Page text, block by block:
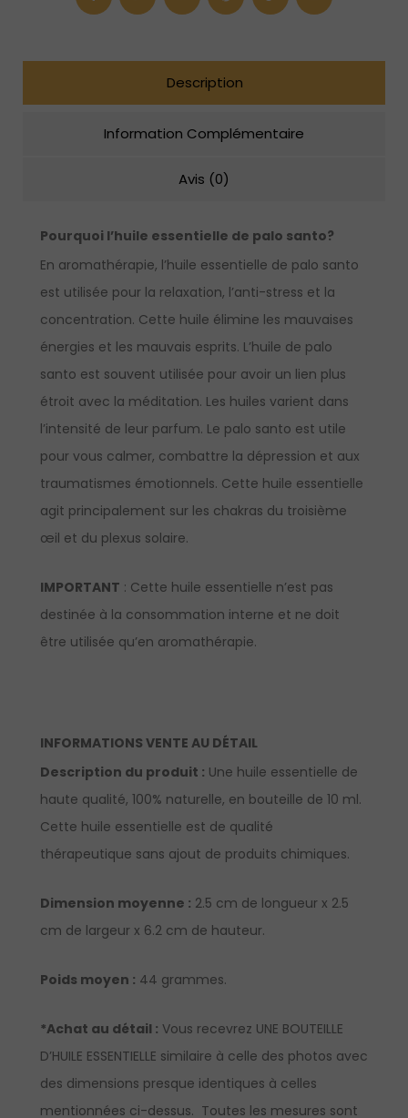
ml
Description
Information Complémentaire
Avis (0)
Pourquoi l’huile essentielle de palo santo?
En aromathérapie, l’huile essentielle de palo santo
est utilisée pour la relaxation, l’anti-stress et la
concentration. Cette huile élimine les mauvaises
énergies et les mauvais esprits. L’huile de palo
santo est souvent utilisée pour avoir un lien plus
étroit avec la méditation. Les huiles varient dans
l’intensité de leur parfum. Le palo santo est utile
pour vous calmer, combattre la dépression et aux
traumatismes émotionnels. Cette huile essentielle
agit principalement sur les chakras du troisième
œil et du plexus solaire.
IMPORTANT : Cette huile essentielle n’est pas
destinée à la consommation interne et ne doit
être utilisée qu’en aromathérapie.
INFORMATIONS VENTE AU DÉTAIL
Description du produit : Une huile essentielle de
haute qualité, 100% naturelle, en bouteille de 10 ml.
Cette huile essentielle est de qualité
thérapeutique sans ajout de produits chimiques.
Dimension moyenne : 2.5 cm de longueur x 2.5
cm de largeur x 6.2 cm de hauteur.
Poids moyen : 44 grammes.
*Achat au détail : Vous recevrez UNE BOUTEILLE
D’HUILE ESSENTIELLE similaire à celle des photos avec
des dimensions presque identiques à celles
mentionnées ci-dessus. Toutes les mesures sont